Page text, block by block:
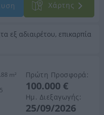
Xάρτης
εξ αδιαιρέτου, επικαρπία
m²
Πρώτη Προσφορά:
100.000 €
Ημ. Διεξαγωγής:
25/09/2026